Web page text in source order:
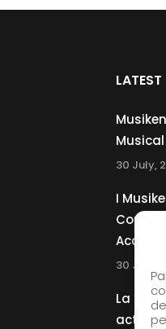
LATEST
30 July,
I
30 July,
La